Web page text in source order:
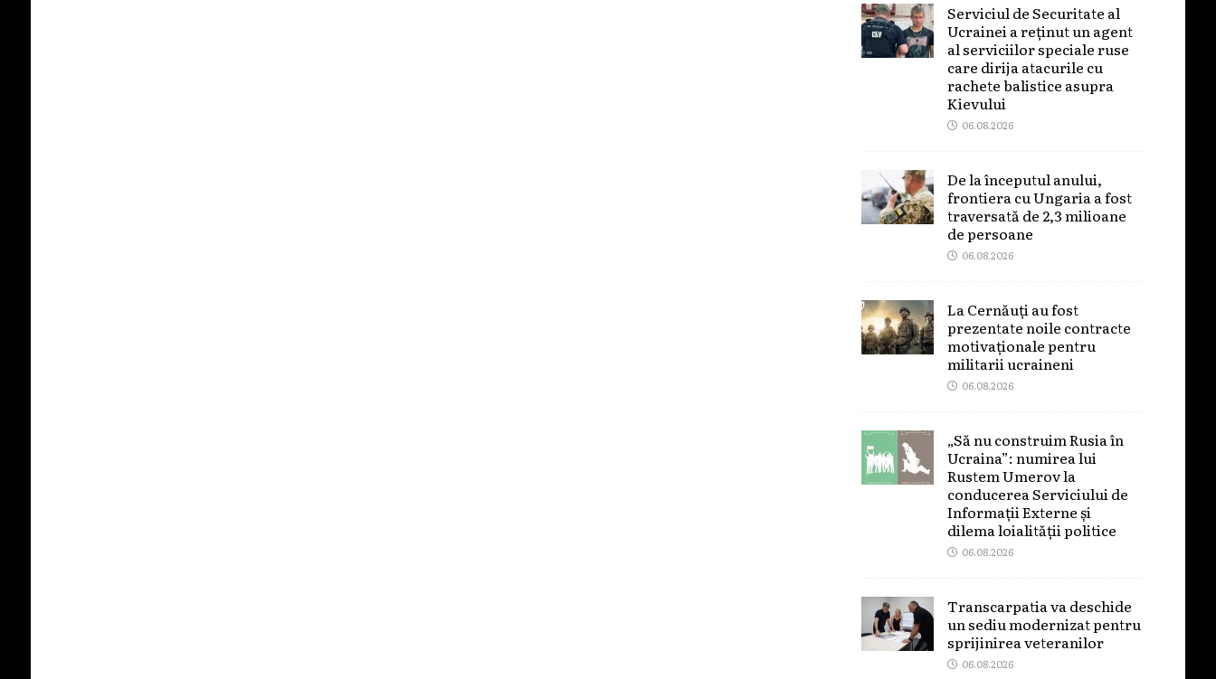
Serviciul de Securitate al
Ucrainei a reținut un agent
al serviciilor speciale ruse
care dirija atacurile cu
rachete balistice asupra
Kievului
06.08.2026
De la începutul anului,
frontiera cu Ungaria a fost
traversată de 2,3 milioane
de persoane
06.08.2026
La Cernăuți au fost
prezentate noile contracte
motivaționale pentru
militarii ucraineni
06.08.2026
„Să nu construim Rusia în
Ucraina”: numirea lui
Rustem Umerov la
conducerea Serviciului de
Informații Externe și
dilema loialității politice
06.08.2026
Transcarpatia va deschide
un sediu modernizat pentru
sprijinirea veteranilor
06.08.2026